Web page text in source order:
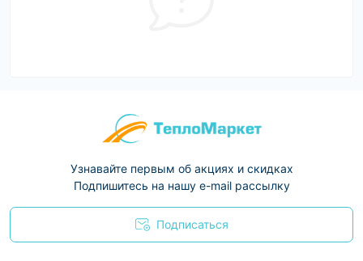
Узнавайте первым об акциях и скидках
Подпишитесь на нашу e-mail рассылку
Подписаться